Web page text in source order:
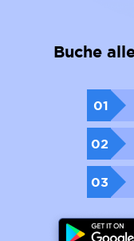
Buche
01
02
03